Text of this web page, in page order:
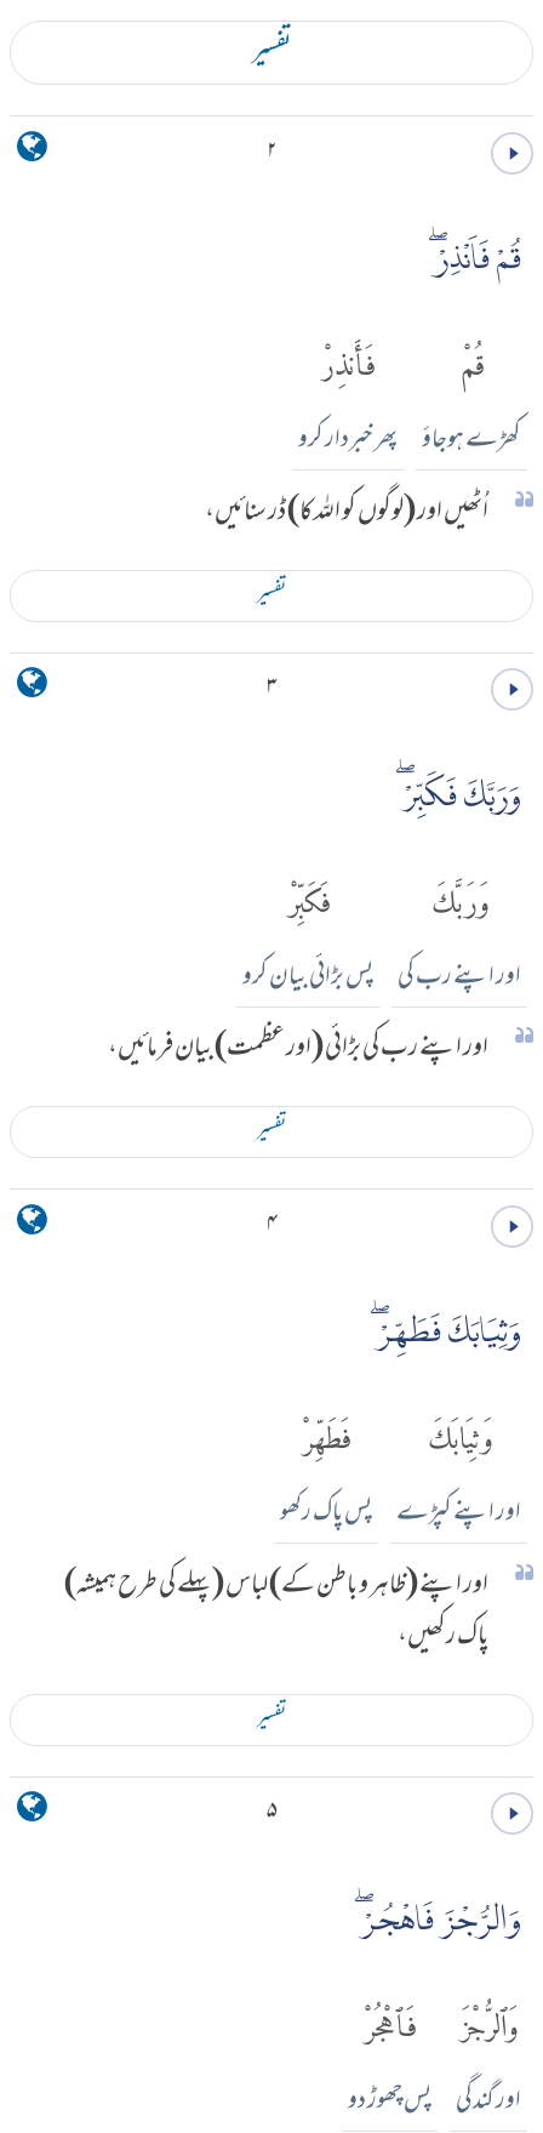
تفسير
۲
قُمْ فَاَنْذِرْۖ
قُمْ
کھڑے ہوجاؤ
فَأَنذِرْ
پھر خبردار کرو
اُٹھیں اور (لوگوں کو اللہ کا) ڈر سنائیں،
تفسير
۳
وَرَبَّكَ فَكَبِّرْۖ
وَرَبَّكَ
اور اپنے رب کی
فَكَبِّرْ
پس بڑائی بیان کرو
اور اپنے رب کی بڑائی (اور عظمت) بیان فرمائیں،
تفسير
۴
وَثِيَابَكَ فَطَهِّرْۖ
وَثِيَابَكَ
اور اپنے کپڑے
فَطَهِّرْ
پس پاک رکھو
اور اپنے (ظاہر و باطن کے) لباس (پہلے کی طرح ہمیشہ)
پاک رکھیں،
تفسير
۵
وَالرُّجْزَ فَاهْجُرْۖ
وَٱلرُّجْزَ
اور گندگی
فَٱهْجُرْ
پس چھوڑ دو